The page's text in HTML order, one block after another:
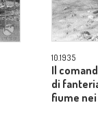
10.1935
Il
di
fiume